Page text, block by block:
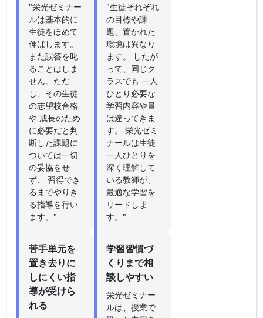
"栄光ゼミナー
ルは基本的に
生徒をほめて
伸ばします。
また誤答を叱
ることはしま
せん。ただ
し、その生徒
の志望校合格
や 成長のため
に必要だと判
断した課題に
ついては一切
の妥協をせ
ず、 習得でき
るまでやりき
る指導を行い
ます。"
"生徒それぞれ
の目標や課
題、置かれた
環境は異なり
ます。 したが
って、同じク
ラスでも 一人
ひとり必要な
学習内容や量
は違ってきま
す。 栄光ゼミ
ナールは生徒
一人ひとりを
深く理解して
いる教師が、
最適な学習を
リードしま
す。"
苦手単元を
置き去りに
しにくい指
導が受けら
れる
学習習慣づ
くりまで相
談しやすい
栄光ゼミナー
ルは、授業で